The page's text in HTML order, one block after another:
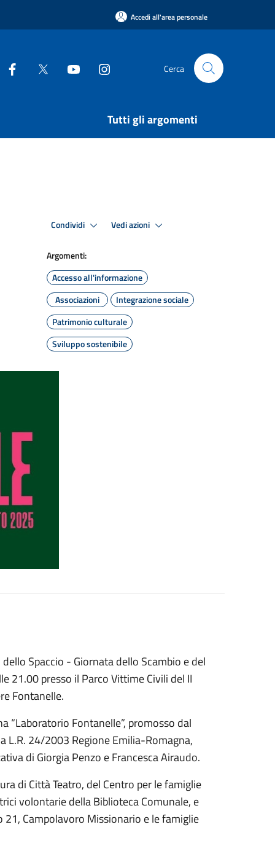
Accedi all'area personale
Cerca
Tutti gli argomenti
Condividi Vedi azioni
Argomenti:
Accesso all'informazione
Associazioni
Integrazione sociale
Patrimonio culturale
Sviluppo sostenibile
Spaccio - Giornata dello Scambio e del
21.00 presso il Parco Vittime Civili del II
Fontanelle.
“Laboratorio Fontanelle”, promosso dal
L.R. 24/2003 Regione Emilia-Romagna,
di Giorgia Penzo e Francesca Airaudo.
di Città Teatro, del Centro per le famiglie
volontarie della Biblioteca Comunale, e
Campolavoro Missionario e le famiglie